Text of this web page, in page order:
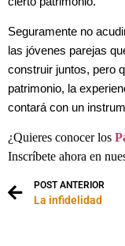
Seguramente no
las jóvenes parejas
construir juntos, pero
patrimonio, la
contará con un
¿Quieres conocer los
Inscríbete ahora en
POST ANTERIOR
La infidelidad